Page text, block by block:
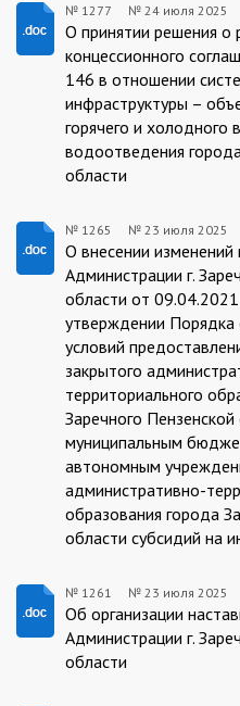
1277/24.07.2025
№ 1277 № 24 июля 2025
О принятии решения о
концессионного
146 в отношении
инфраструктуры –
горячего и холодного
водоотведения
области
1265/23.07.2025
№ 1265 № 23 июля 2025
О внесении изменений
Администрации г.
области от
утверждении
условий
закрытого
территориального
Заречного Пензенской
муниципальным
автономным
административно-
образования города
области субсидий на
1261/23.07.2025
№ 1261 № 23 июля 2025
Об организации
Администрации г.
области